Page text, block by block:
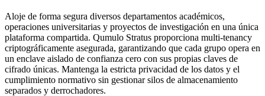
Aloje de forma segura diversos departamentos académicos,
operaciones universitarias y proyectos de investigación en una única
plataforma compartida. Qumulo Stratus proporciona multi-tenancy
criptográficamente asegurada, garantizando que cada grupo opera en
un enclave aislado de confianza cero con sus propias claves de
cifrado únicas. Mantenga la estricta privacidad de los datos y el
cumplimiento normativo sin gestionar silos de almacenamiento
separados y derrochadores.